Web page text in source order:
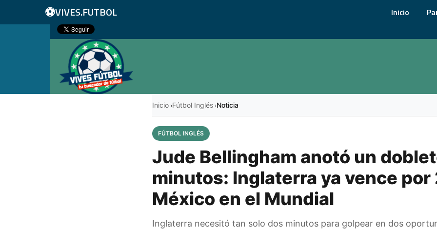
⚽VIVES.FUTBOL Inicio
Inicio ›Fútbol Inglés ›Noticia
FÚTBOL INGLÉS
Jude Bellingham anotó un
minutos: Inglaterra ya vence por
México en el Mundial
Inglaterra necesitó tan solo dos minutos para golpear en dos